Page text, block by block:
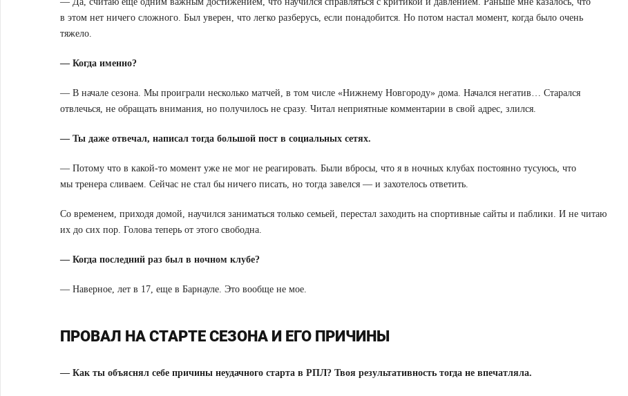
в этом нет ничего сложного. Был уверен, что легко разберусь, если понадобится. Но потом настал момент, когда было очень
тяжело.
— Когда именно?
— В начале сезона. Мы проиграли несколько матчей, в том числе «Нижнему Новгороду» дома. Начался негатив… Старался
отвлечься, не обращать внимания, но получилось не сразу. Читал неприятные комментарии в свой адрес, злился.
— Ты даже отвечал, написал тогда большой пост в социальных сетях.
— Потому что в какой-то момент уже не мог не реагировать. Были вбросы, что я в ночных клубах постоянно тусуюсь, что
мы тренера сливаем. Сейчас не стал бы ничего писать, но тогда завелся — и захотелось ответить.
Со временем, приходя домой, научился заниматься только семьей, перестал заходить на спортивные сайты и паблики. И не читаю
их до сих пор. Голова теперь от этого свободна.
— Когда последний раз был в ночном клубе?
— Наверное, лет в 17, еще в Барнауле. Это вообще не мое.
ПРОВАЛ НА СТАРТЕ СЕЗОНА И ЕГО ПРИЧИНЫ
— Как ты объяснял себе причины неудачного старта в РПЛ? Твоя результативность тогда не впечатляла.